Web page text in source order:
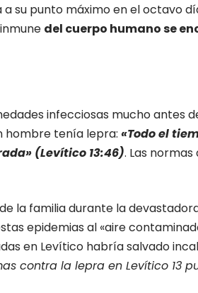
punto máximo en el octavo
del cuerpo humano se
infecciosas mucho antes
hombre tenía lepra: «Todo el
(Levítico 13:46). Las
familia durante la devastadora
epidemias al «aire
en Levítico habría salvado
contra la lepra en Levítico 13